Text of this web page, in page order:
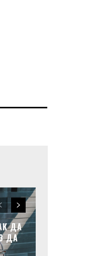
ДА
ДА